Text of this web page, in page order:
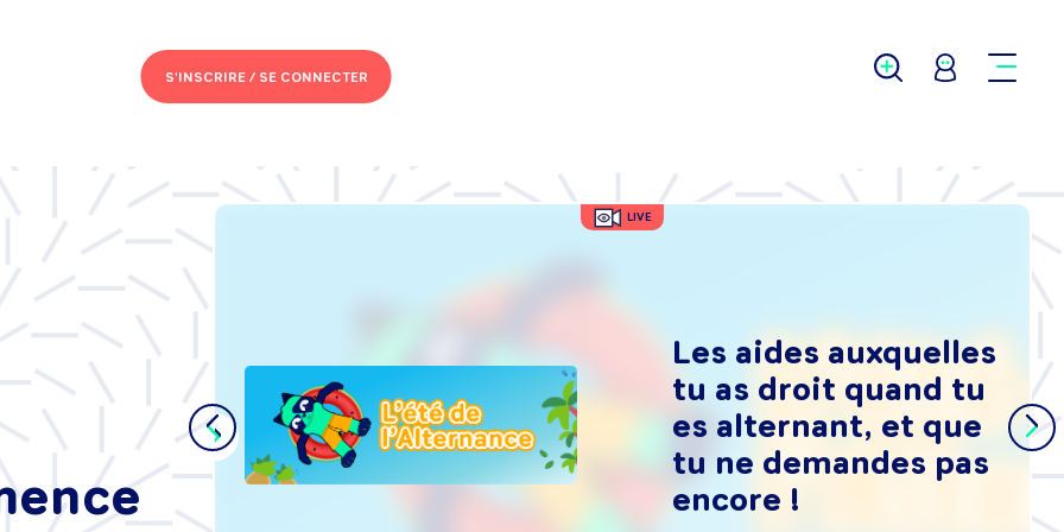
S'INSCRIRE /SE CONNECTER
LIVE
Les aides auxquelles
tu as droit quand tu
es alternant, et que
tu ne demandes pas
encore !